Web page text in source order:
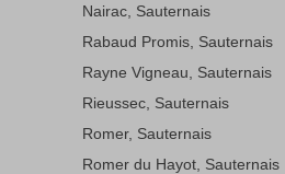
Nairac, Sauternais
Rabaud Promis, Sauternais
Rayne Vigneau, Sauternais
Rieussec, Sauternais
Romer, Sauternais
Romer du Hayot, Sauternais